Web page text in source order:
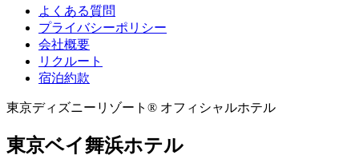
よくある質問
プライバシーポリシー
会社概要
リクルート
宿泊約款
東京ディズニーリゾート® オフィシャルホテル
東京ベイ舞浜ホテル